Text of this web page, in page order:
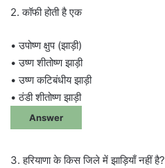
2. कॉफी होती है एक
• उपोष्ण क्षुप (झाड़ी)
• उष्ण शीतोष्ण झाड़ी
• उष्ण कटिबंधीय झाड़ी
• ठंडी शीतोष्ण झाड़ी
Answer
3. हरियाणा के किस जिले में झाड़ियाँ नहीं है?